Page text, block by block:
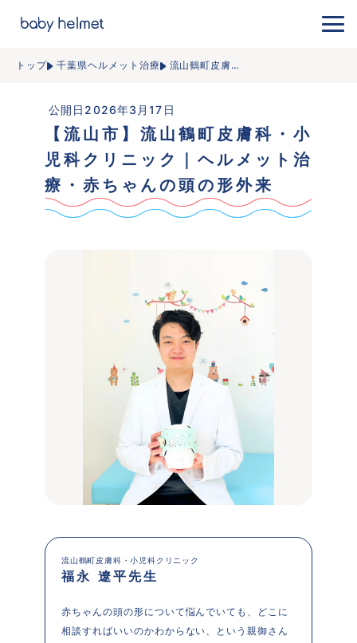
トップ 千葉県ヘルメット治療 流山鶴町皮膚…
公開日2026年3月17日
【流山市】流山鶴町皮膚科・小
児科クリニック｜ヘルメット治
療・赤ちゃんの頭の形外来
流山鶴町皮膚科・小児科クリニック
福永 遼平先生
赤ちゃんの頭の形について悩んでいても、どこに
相談すればいいのかわからない、という親御さん